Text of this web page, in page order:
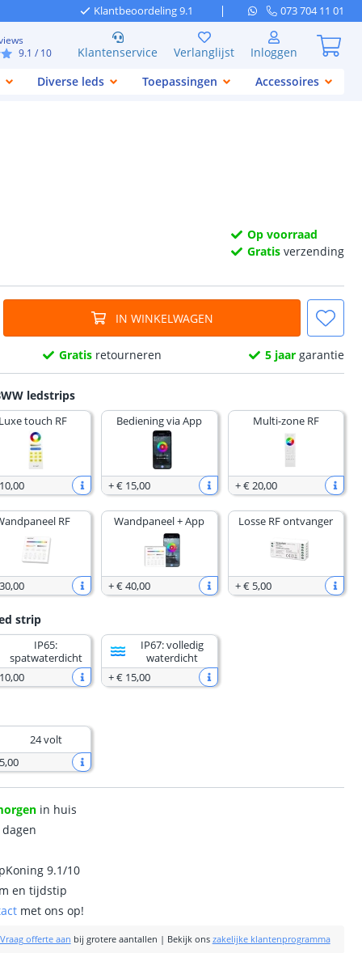
Klantbeoordeling 9.1 073 704 11 01
9.1 / 10 Klantenservice Verlanglijst
Inloggen
Diverse leds Toepassingen Accessoires
Op voorraad
Gratis verzending
IN WINKELWAGEN
Gratis retourneren 5 jaargarantie
ledstrips
Luxe touch RF
,00
Bediening via App
+€ 15,00
Multi-zone RF
+€ 20,00
RF
,00
Wandpaneel + App
+€ 40,00
Losse RF ontvanger
+€ 5,00
strip
IP65:
spatwaterdicht
,00
IP67: volledig
waterdicht
+€ 15,00
24 volt
,00
in huis
9.1/10
en tijdstip
met ons op!
Vraag offerte aan bij grotere aantallen | Bekijk ons zakelijke klantenprogramma